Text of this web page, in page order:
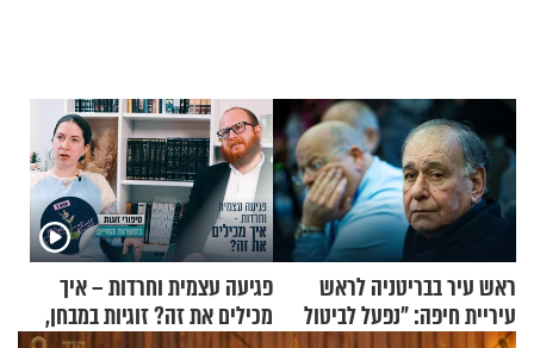
ראש עיר בבריטניה לראש
עיריית חיפה: ״נפעל לביטול
פגיעה עצמית וחרדות – איך
מכילים את זה? זוגיות במבחן,